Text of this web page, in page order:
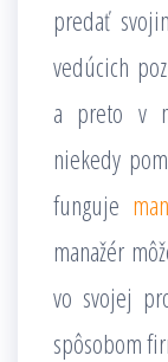
predať
vedúcich
a preto v
niekedy
funguje
manažér
vo svojej
spôsobom